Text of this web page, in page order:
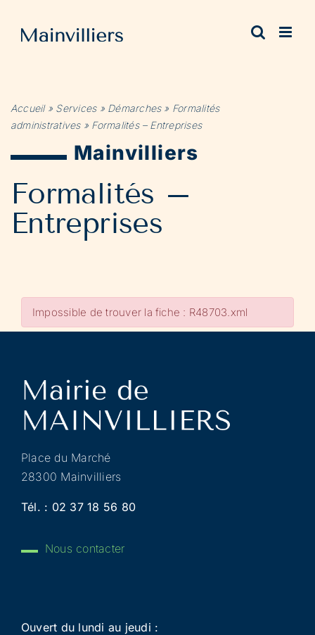
contenu
Accueil» Services» Démarches» Formalités
administratives» Formalités – Entreprises
Mainvilliers
Formalités –
Entreprises
Impossible de trouver la fiche : R48703.xml
Place du Marché
28300 Mainvilliers
Tél. : 02 37 18 56 80
Nous contacter
Ouvert du lundi au jeudi :